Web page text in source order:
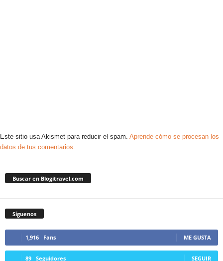
Este sitio usa Akismet para reducir el spam. Aprende cómo se procesan los
datos de tus comentarios.
Buscar en Blogitravel.com
Síguenos
1,916 Fans ME GUSTA
89 Seguidores SEGUIR